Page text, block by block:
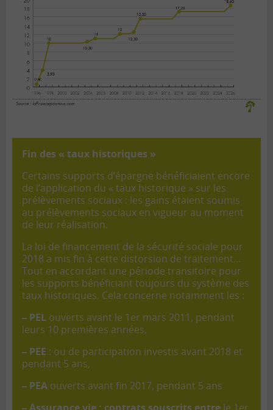
Fin des « taux historiques »
Certains supports d’épargne bénéficiaient encore
de l’application du « taux historique » sur les
prélèvements sociaux : les gains étaient soumis
au prélèvements sociaux en vigueur au moment
de leur réalisation.
La loi de financement de la sécurité sociale pour
2018 a mis fin à cette distorsion de traitement…
Tout en accordant une période transitoire pour
les supports bénéficiant toujours du système des
taux historiques. Cela concerne notamment les :
– PEL ouverts avant le 1er mars 2011, pendant
leurs 10 premières années,
– PEE : ou de participation investis avant 2018 et
pendant 5 ans,
– PEA ouverts avant fin 2017, pendant 5 ans